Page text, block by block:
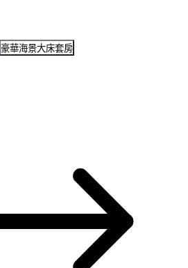
豪華海景大床套房